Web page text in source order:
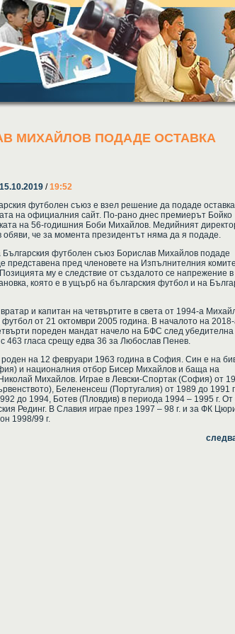
МИХАЙЛОВ ПОДАДЕ ОСТАВКА
15.10.2019 /19:52
футболен съюз е взел решение да подаде
на официалния сайт. По-рано днес премиерът Бойко
на 56-годишния Боби Михайлов. Медийният
че за момента президентът няма да я подаде.
Българския футболен съюз Борислав Михайлов подаде
представена пред членовете на Изпълнителния
му е следствие от създалото се напрежение в
която е в ущърб на българския футбол и на
и капитан на четвъртите в света от 1994-а
от 21 октомври 2005 година. В началото на
пореден мандат начело на БФС след убедителна
463 гласа срещу едва 36 за Любослав Пенев.
на 12 февруари 1963 година в София. Син е на
и националния отбор Бисер Михайлов и баща на
Михайлов. Играе в Левски-Спортак (София) от
Белененсеш (Португалия) от 1989 до 1991
до 1994, Ботев (Пловдив) в периода 1994 – 1995 г. От
Рединг. В Славия играе през 1997 – 98 г. и за ФК
1998/99 г.